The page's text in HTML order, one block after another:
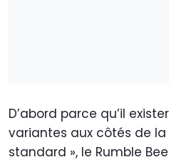
D’abord parce qu’il
variantes aux côtés de la
standard », le Rumble